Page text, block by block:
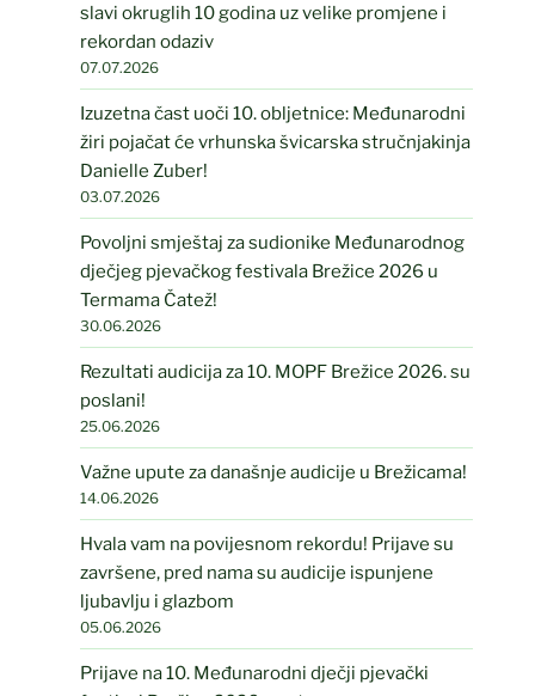
slavi okruglih 10 godina uz velike promjene i
rekordan odaziv
07.07.2026
Izuzetna čast uoči 10. obljetnice: Međunarodni
žiri pojačat će vrhunska švicarska stručnjakinja
Danielle Zuber!
03.07.2026
Povoljni smještaj za sudionike Međunarodnog
dječjeg pjevačkog festivala Brežice 2026 u
Termama Čatež!
30.06.2026
Rezultati audicija za 10. MOPF Brežice 2026. su
poslani!
25.06.2026
Važne upute za današnje audicije u Brežicama!
14.06.2026
Hvala vam na povijesnom rekordu! Prijave su
završene, pred nama su audicije ispunjene
ljubavlju i glazbom
05.06.2026
Prijave na 10. Međunarodni dječji pjevački